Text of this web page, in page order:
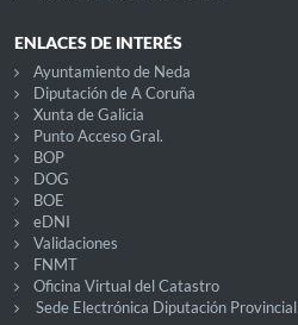
ENLACES DE INTERÉS
Ayuntamiento de Neda
Diputación de A Coruña
Xunta de Galicia
Punto Acceso Gral.
BOP
DOG
BOE
eDNI
Validaciones
FNMT
Oficina Virtual del Catastro
Sede Electrónica Diputación